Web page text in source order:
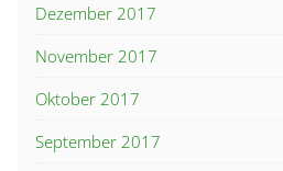
Dezember 2017
November 2017
Oktober 2017
September 2017